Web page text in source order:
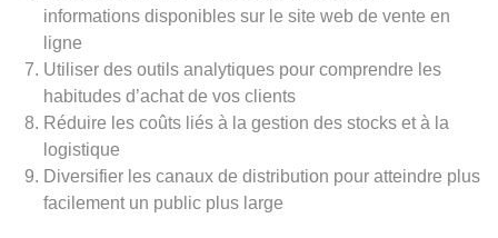
informations disponibles sur le site web de vente en
ligne
Utiliser des outils analytiques pour comprendre les
habitudes d’achat de vos clients
Réduire les coûts liés à la gestion des stocks et à la
logistique
Diversifier les canaux de distribution pour atteindre plus
facilement un public plus large